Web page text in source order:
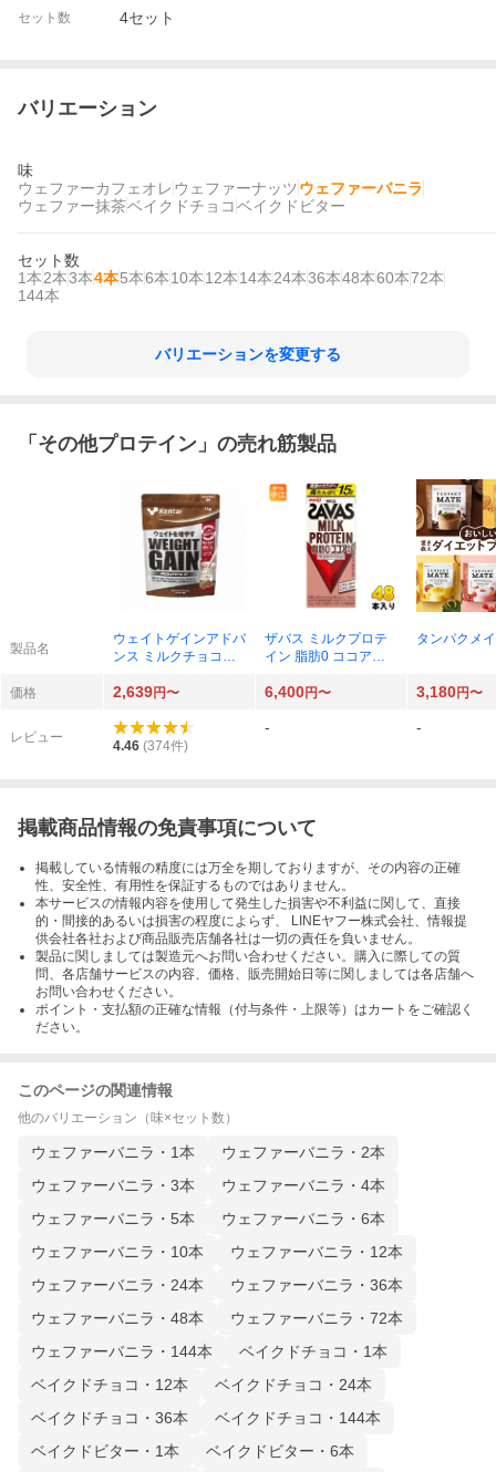
セット数 4セット
バリエーション
味
ウェファーカフェオレ ウェファーナッツウェファーバニラ
ウェファー抹茶ベイクドチョコベイクドビター
セット数
1本2本3本4本5本6本10本12本14本24本36本48本60本72本
144本
バリエーションを変更する
「 その他プロテイン 」の売れ筋製品
製品名
ウェイトゲインアドバ
ンス ミルクチョコ風
ザバス ミルクプロテ
イン 脂肪0 ココア風
タンパクメ
価格 2,639円〜 6,400円〜 3,180円〜
レビュー
4.46 (374件)
- -
掲載商品情報の免責事項について
掲載している情報の精度には万全を期しておりますが、その内容の正確
性、安全性、有用性を保証するものではありません。
本サービスの情報内容を使用して発生した損害や不利益に関して、直接
的・間接的あるいは損害の程度によらず、 LINEヤフー株式会社、情報提
供会社各社および商品販売店舗各社は一切の責任を負いません。
製品に関しましては製造元へお問い合わせください。購入に際しての質
問、各店舗サービスの内容、価格、販売開始日等に関しましては各店舗へ
お問い合わせください。
ポイント・支払額の正確な情報（付与条件・上限等）はカートをご確認く
ださい。
このページの関連情報
他のバリエーション（味×セット数）
ウェファーバニラ・1本
ウェファーバニラ・2本
ウェファーバニラ・3本
ウェファーバニラ・4本
ウェファーバニラ・5本
ウェファーバニラ・6本
ウェファーバニラ・10本
ウェファーバニラ・12本
ウェファーバニラ・24本
ウェファーバニラ・36本
ウェファーバニラ・48本
ウェファーバニラ・72本
ウェファーバニラ・144本
ベイクドチョコ・1本
ベイクドチョコ・12本
ベイクドチョコ・24本
ベイクドチョコ・36本
ベイクドチョコ・144本
ベイクドビター・1本
ベイクドビター・6本